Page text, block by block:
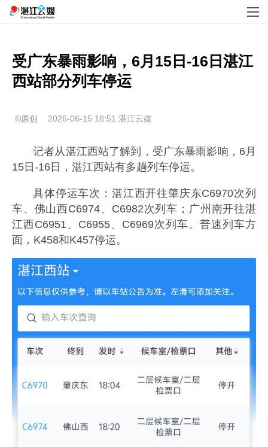
受广东暴雨影响，6月15日-16日湛江
西站部分列车停运
©原创 2026-06-15 18:51 湛江云媒
记者从湛江西站了解到，受广东暴雨影响，6月
15日-16日，湛江西站有多趟列车停运。
具体停运车次：湛江西开往肇庆东C6970次列
车、佛山西C6974、C6982次列车；广州南开往湛
江西C6951、C6955、C6969次列车。普速列车方
面，K458和K457停运。